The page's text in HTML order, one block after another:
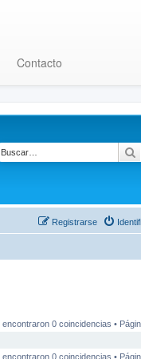
Contacto
Registrarse
encontraron 0 coincidencias •
encontraron 0 coincidencias •